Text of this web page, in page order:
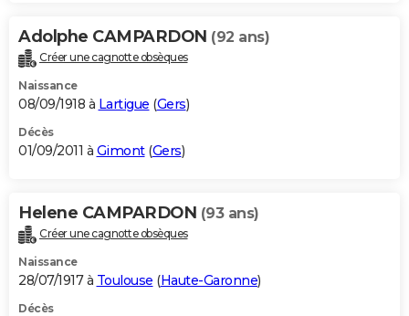
Adolphe CAMPARDON (92 ans)
Créer une cagnotte obsèques
Naissance
08/09/1918 à Lartigue (Gers)
Décès
01/09/2011 à Gimont(Gers)
Helene CAMPARDON (93 ans)
Créer une cagnotte obsèques
Naissance
28/07/1917 à Toulouse (Haute-Garonne)
Décès